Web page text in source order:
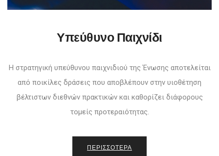
Υπεύθυνο Παιχνίδι
Η στρατηγική υπεύθυνου παιχνιδιού της Ένωσης αποτελείται
από ποικίλες δράσεις που αποβλέπουν στην υιοθέτηση
βέλτιστων διεθνών πρακτικών και καθορίζει διάφορους
τομείς προτεραιότητας.
ΠΕΡΙΣΣΟΤΕΡΑ